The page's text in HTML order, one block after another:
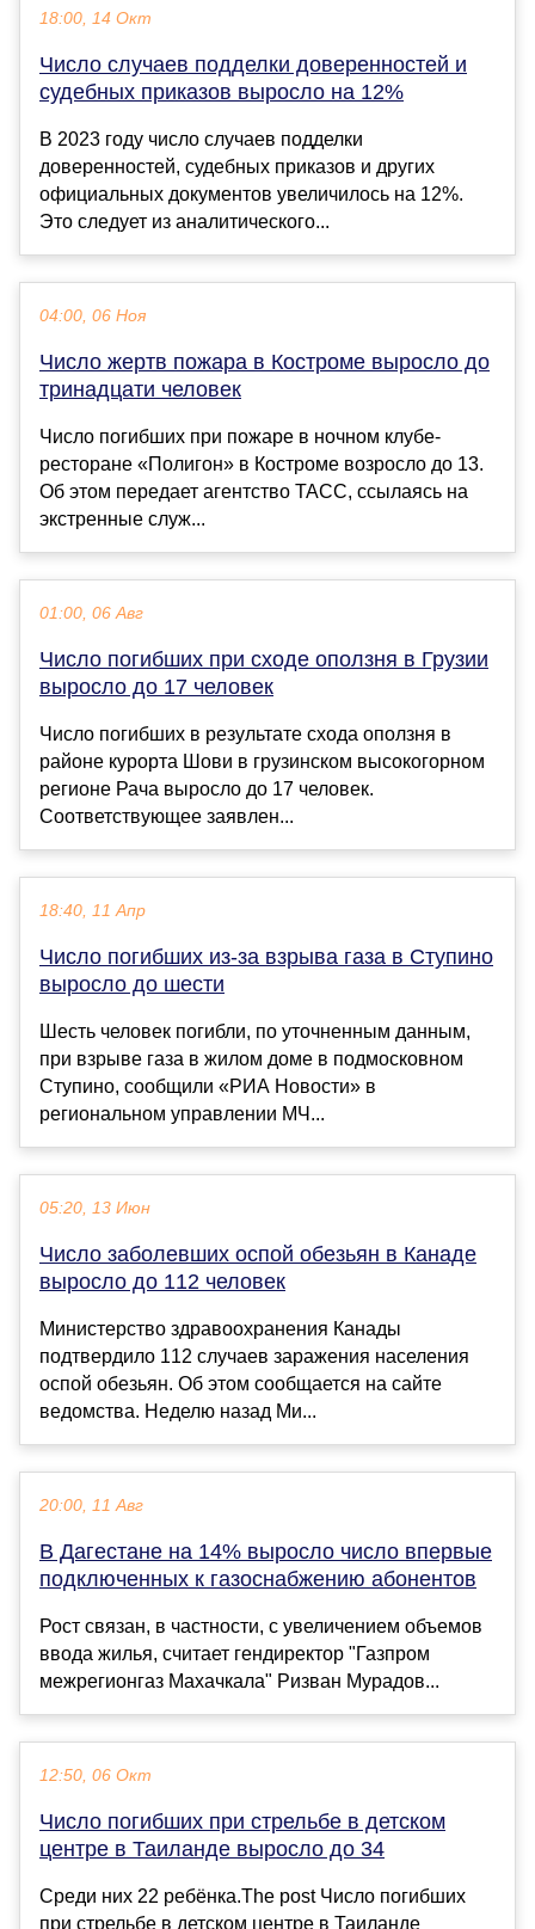
18:00, 14 Окт
Число случаев подделки доверенностей и
судебных приказов выросло на 12%
В 2023 году число случаев подделки
доверенностей, судебных приказов и других
официальных документов увеличилось на 12%.
Это следует из аналитического...
04:00, 06 Ноя
Число жертв пожара в Костроме выросло до
тринадцати человек
Число погибших при пожаре в ночном клубе-
ресторане «Полигон» в Костроме возросло до 13.
Об этом передает агентство ТАСС, ссылаясь на
экстренные служ...
01:00, 06 Авг
Число погибших при сходе оползня в Грузии
выросло до 17 человек
Число погибших в результате схода оползня в
районе курорта Шови в грузинском высокогорном
регионе Рача выросло до 17 человек.
Соответствующее заявлен...
18:40, 11 Апр
Число погибших из-за взрыва газа в Ступино
выросло до шести
Шесть человек погибли, по уточненным данным,
при взрыве газа в жилом доме в подмосковном
Ступино, сообщили «РИА Новости» в
региональном управлении МЧ...
05:20, 13 Июн
Число заболевших оспой обезьян в Канаде
выросло до 112 человек
Министерство здравоохранения Канады
подтвердило 112 случаев заражения населения
оспой обезьян. Об этом сообщается на сайте
ведомства. Неделю назад Ми...
20:00, 11 Авг
В Дагестане на 14% выросло число впервые
подключенных к газоснабжению абонентов
Рост связан, в частности, с увеличением объемов
ввода жилья, считает гендиректор "Газпром
межрегионгаз Махачкала" Ризван Мурадов...
12:50, 06 Окт
Число погибших при стрельбе в детском
центре в Таиланде выросло до 34
Среди них 22 ребёнка.The post Число погибших
при стрельбе в детском центре в Таиланде